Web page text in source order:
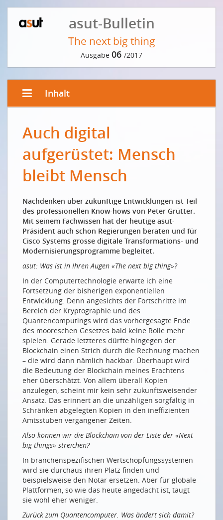
asut-Bulletin
The next big thing
Ausgabe 06 /2017
Inhalt
Die Gigabitgesellschaft - Möglichkeiten
technologischer Innovationen
La société du gigaoctet - possibilités des innovations
technologiques
VORWORT DER REDAKTION
Prognosen sind schwierig
INTERVIEW
Auch digital aufgerüstet: Mensch bleibt Mensch
Même numériquement augmenté: l’homme reste
humain
ÜBER DIE ZUKUNFT NACHDENKEN
Der Zukunft auf der Spur: Von allen möglichen
Seiten
So könnte es sein: Ein Tag in der Zukunft
THE NEXT BIG THING FÜR ...
The next big thing für Zühlke
The next big thing für Ericsson
The next big thing für Switch
The next big thing für Siemens
ÜBER DIE ZUKUNFT REDEN
Das Davos der Wissenschaft
Worldwebforum 2018
ZUKUNFT BRAUCHT ENERGIE
Energie-Management in Echtzeit – bis zur Steckdose
Prosumenten als dezentrale und smarte
«Powerstation»
Auch digital
aufgerüstet: Mensch
bleibt Mensch
Nachdenken über zukünftige Entwicklungen ist Teil
des professionellen Know-hows von Peter Grütter.
Mit seinem Fachwissen hat der heutige asut-
Präsident auch schon Regierungen beraten und für
Cisco Systems grosse digitale Transformations- und
Modernisierungsprogramme begleitet.
asut: Was ist in Ihren Augen «The next big thing»?
In der Computertechnologie erwarte ich eine
Fortsetzung der bisherigen exponentiellen
Entwicklung. Denn angesichts der Fortschritte im
Bereich der Kryptographie und des
Quantencomputings wird das vorhergesagte Ende
des mooreschen Gesetzes bald keine Rolle mehr
spielen. Gerade letzteres dürfte hingegen der
Blockchain einen Strich durch die Rechnung machen
– die wird dann nämlich hackbar. Überhaupt wird
die Bedeutung der Blockchain meines Erachtens
eher überschätzt. Von allem überall Kopien
anzulegen, scheint mir kein sehr zukunftsweisender
Ansatz. Das erinnert an die unzähligen sorgfältig in
Schränken abgelegten Kopien in den ineffizienten
Amtsstuben vergangener Zeiten.
Also können wir die Blockchain von der Liste der «Next
big things» streichen?
In branchenspezifischen Wertschöpfungssystemen
wird sie durchaus ihren Platz finden und
beispielsweise den Notar ersetzen. Aber für globale
Plattformen, so wie das heute angedacht ist, taugt
sie wohl eher weniger.
Zurück zum Quantencomputer. Was ändert sich damit?